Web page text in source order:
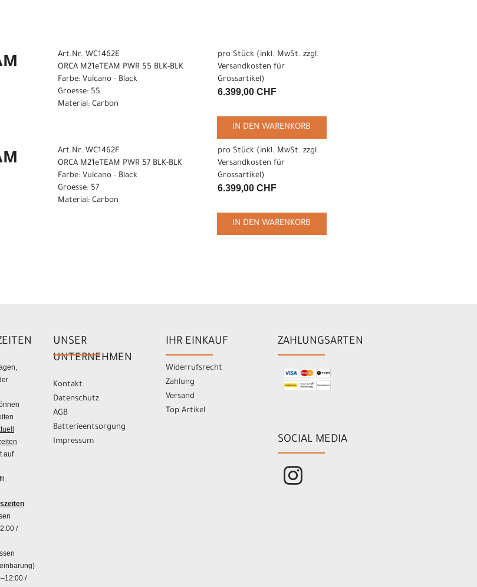
Art.Nr. WC1462E
ORCA M21eTEAM PWR 55 BLK-BLK
Farbe: Vulcano - Black
Groesse: 55
Material: Carbon
pro Stück (inkl. MwSt. zzgl.
Versandkosten für
Grossartikel)
6.399,00 CHF
IN DEN WARENKORB
Art.Nr. WC1462F
ORCA M21eTEAM PWR 57 BLK-BLK
Farbe: Vulcano - Black
Groesse: 57
Material: Carbon
pro Stück (inkl. MwSt. zzgl.
Versandkosten für
Grossartikel)
6.399,00 CHF
IN DEN WARENKORB
auf
/
/
UNSER
UNTERNEHMEN
Kontakt
Datenschutz
AGB
Batterieentsorgung
Impressum
IHR EINKAUF
Widerrufsrecht
Zahlung
Versand
Top Artikel
ZAHLUNGSARTEN
SOCIAL MEDIA